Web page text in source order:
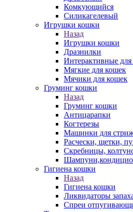
Комкующийся
Силикагелевый
Игрушки кошки
Назад
Игрушки кошки
Дразнилки
Интерактивные
Мягкие для кошек
Мячики для кошек
Груминг кошки
Назад
Груминг кошки
Антицарапки
Когтерезы
Машинки для
Расчески, щетки,
Скребницы,
Гигиена кошки
Назад
Гигиена кошки
Ликвидаторы
Спреи